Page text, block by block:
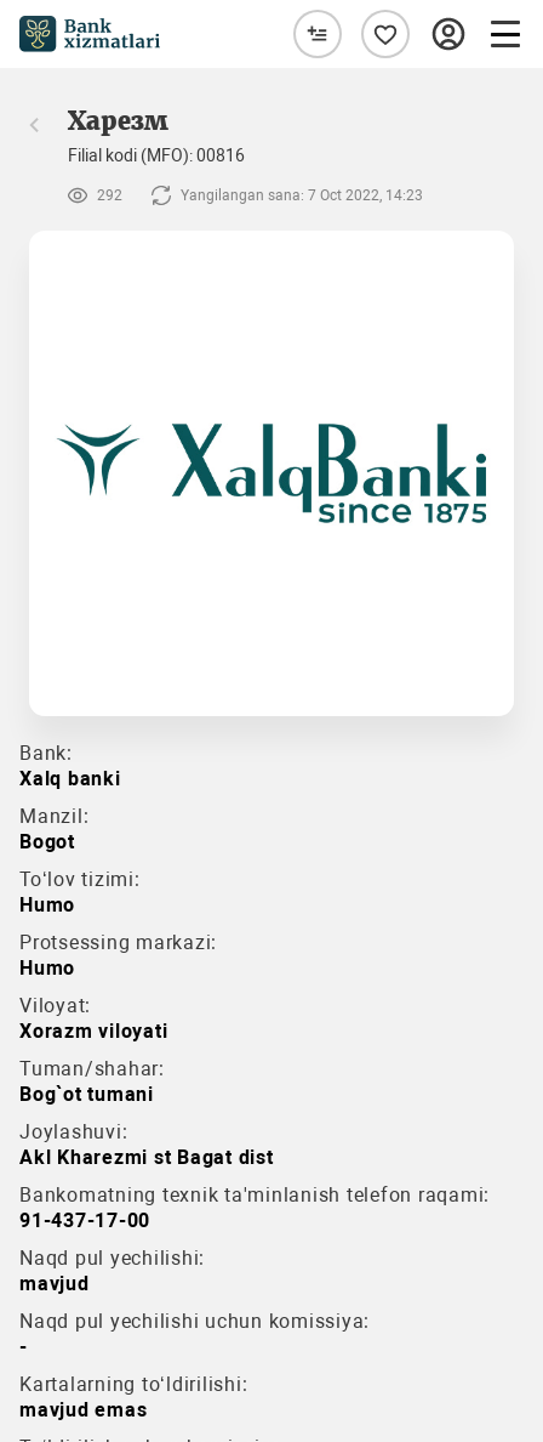
Харезм
Filial kodi (MFO): 00816
292 Yangilangan sana: 7 Oct 2022, 14:23
Bank:
Xalq banki
Manzil:
Bogot
To‘lov tizimi:
Humo
Protsessing markazi:
Humo
Viloyat:
Xorazm viloyati
Tuman/shahar:
Bog`ot tumani
Joylashuvi:
Akl Kharezmi st Bagat dist
Bankomatning texnik ta'minlanish telefon raqami:
91-437-17-00
Naqd pul yechilishi:
mavjud
Naqd pul yechilishi uchun komissiya:
-
Kartalarning to‘ldirilishi:
mavjud emas